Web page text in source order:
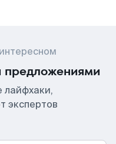
лайфхаки,
экспертов